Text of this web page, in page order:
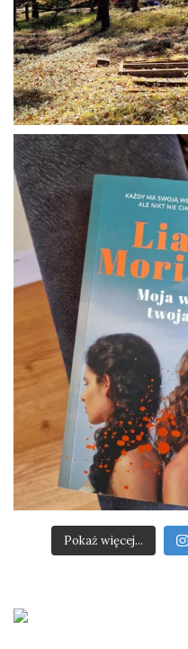
Pokaż więcej...